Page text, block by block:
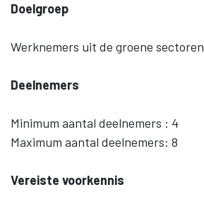
Doelgroep
Werknemers uit de groene sectoren
Deelnemers
Minimum aantal deelnemers : 4
Maximum aantal deelnemers: 8
Vereiste voorkennis